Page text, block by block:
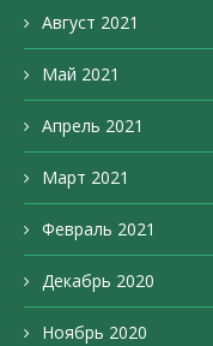
Август 2021
Май 2021
Апрель 2021
Март 2021
Февраль 2021
Декабрь 2020
Ноябрь 2020